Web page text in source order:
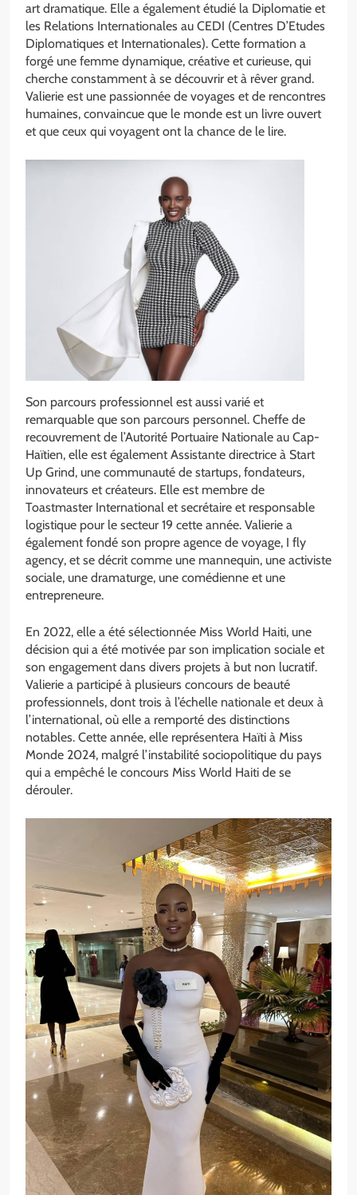
art dramatique. Elle a également étudié la Diplomatie et
les Relations Internationales au CEDI (Centres D’Etudes
Diplomatiques et Internationales). Cette formation a
forgé une femme dynamique, créative et curieuse, qui
cherche constamment à se découvrir et à rêver grand.
Valierie est une passionnée de voyages et de rencontres
humaines, convaincue que le monde est un livre ouvert
et que ceux qui voyagent ont la chance de le lire.
Son parcours professionnel est aussi varié et
remarquable que son parcours personnel. Cheffe de
recouvrement de l’Autorité Portuaire Nationale au Cap-
Haïtien, elle est également Assistante directrice à Start
Up Grind, une communauté de startups, fondateurs,
innovateurs et créateurs. Elle est membre de
Toastmaster International et secrétaire et responsable
logistique pour le secteur 19 cette année. Valierie a
également fondé son propre agence de voyage, I fly
agency, et se décrit comme une mannequin, une activiste
sociale, une dramaturge, une comédienne et une
entrepreneure.
En 2022, elle a été sélectionnée Miss World Haiti, une
décision qui a été motivée par son implication sociale et
son engagement dans divers projets à but non lucratif.
Valierie a participé à plusieurs concours de beauté
professionnels, dont trois à l’échelle nationale et deux à
l’international, où elle a remporté des distinctions
notables. Cette année, elle représentera Haïti à Miss
Monde 2024, malgré l’instabilité sociopolitique du pays
qui a empêché le concours Miss World Haiti de se
dérouler.